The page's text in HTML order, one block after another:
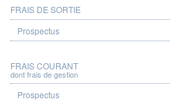
FRAIS DE SORTIE
FRAIS COURANT
dont frais de gestion